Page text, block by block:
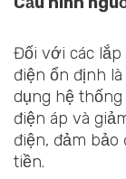
Đối với các
điện ổn định
dụng hệ
điện áp và
điện, đảm
tiền.